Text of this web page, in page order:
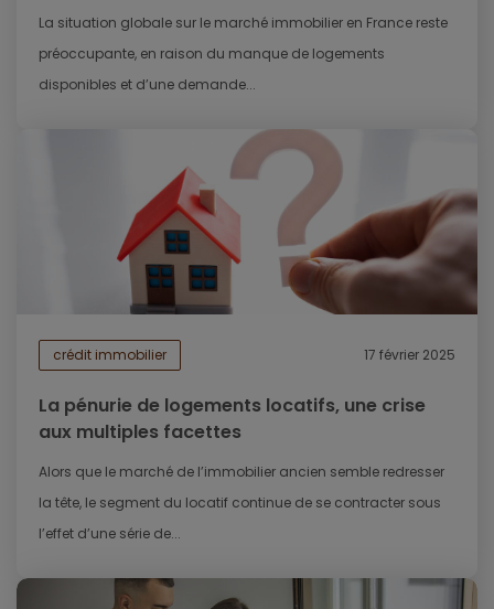
La situation globale sur le marché immobilier en France reste
préoccupante, en raison du manque de logements
disponibles et d’une demande...
crédit immobilier 17 février 2025
La pénurie de logements locatifs, une crise
aux multiples facettes
Alors que le marché de l’immobilier ancien semble redresser
la tête, le segment du locatif continue de se contracter sous
l’effet d’une série de...